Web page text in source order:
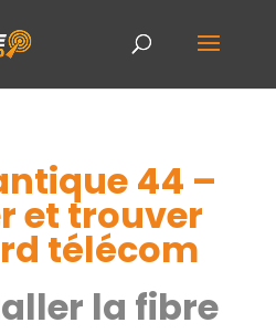
44 –
et trouver
télécom
la fibre